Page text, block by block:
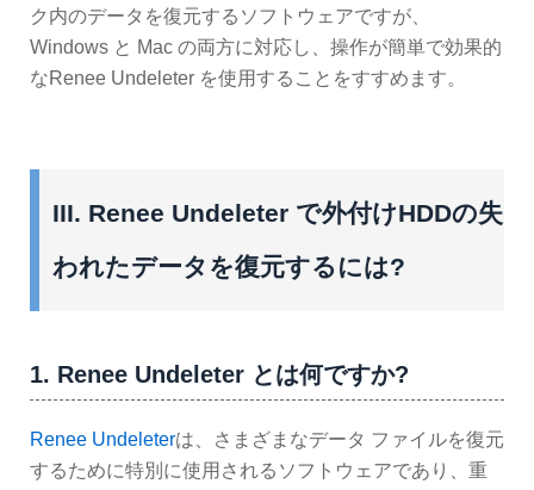
ク内のデータを復元するソフトウェアですが、
Windows と Mac の両方に対応し、操作が簡単で効果的
なRenee Undeleter を使用することをすすめます。
III. Renee Undeleter で外付けHDDの失
われたデータを復元するには?
1. Renee Undeleter とは何ですか?
Renee Undeleterは、さまざまなデータ ファイルを復元
するために特別に使用されるソフトウェアであり、重